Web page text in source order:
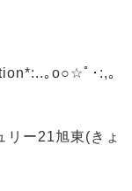
｡o○☆ﾟ･:,｡
リー21旭東(きょ